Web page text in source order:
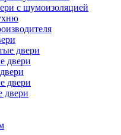
с шумоизоляцией
двери
двери
двери
двери